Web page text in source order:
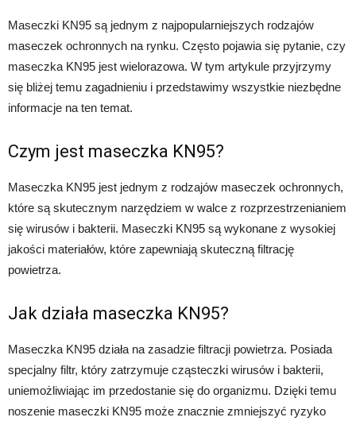
Maseczki KN95 są jednym z najpopularniejszych rodzajów
maseczek ochronnych na rynku. Często pojawia się pytanie, czy
maseczka KN95 jest wielorazowa. W tym artykule przyjrzymy
się bliżej temu zagadnieniu i przedstawimy wszystkie niezbędne
informacje na ten temat.
Czym jest maseczka KN95?
Maseczka KN95 jest jednym z rodzajów maseczek ochronnych,
które są skutecznym narzędziem w walce z rozprzestrzenianiem
się wirusów i bakterii. Maseczki KN95 są wykonane z wysokiej
jakości materiałów, które zapewniają skuteczną filtrację
powietrza.
Jak działa maseczka KN95?
Maseczka KN95 działa na zasadzie filtracji powietrza. Posiada
specjalny filtr, który zatrzymuje cząsteczki wirusów i bakterii,
uniemożliwiając im przedostanie się do organizmu. Dzięki temu
noszenie maseczki KN95 może znacznie zmniejszyć ryzyko